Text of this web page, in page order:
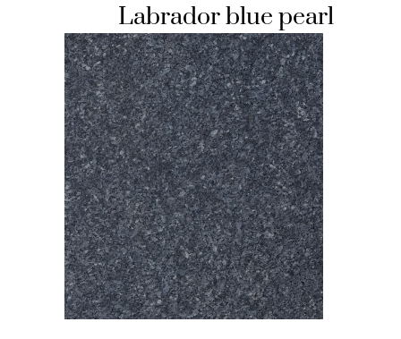
HOCHSTEINE
KOLUMBARIEN
BREITSTEINE
LIEGESTEINE
URNENANLAGEN
LEUCHTGRABMALE
ACCESSOIRES
KONTAKT
ADRESSEN NIEDERLASSUNGEN
Labrador blue pearl